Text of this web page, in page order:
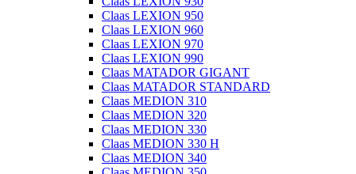
Claas LEXION 950
Claas LEXION 960
Claas LEXION 970
Claas LEXION 990
Claas MATADOR GIGANT
Claas MATADOR STANDARD
Claas MEDION 310
Claas MEDION 320
Claas MEDION 330
Claas MEDION 330 H
Claas MEDION 340